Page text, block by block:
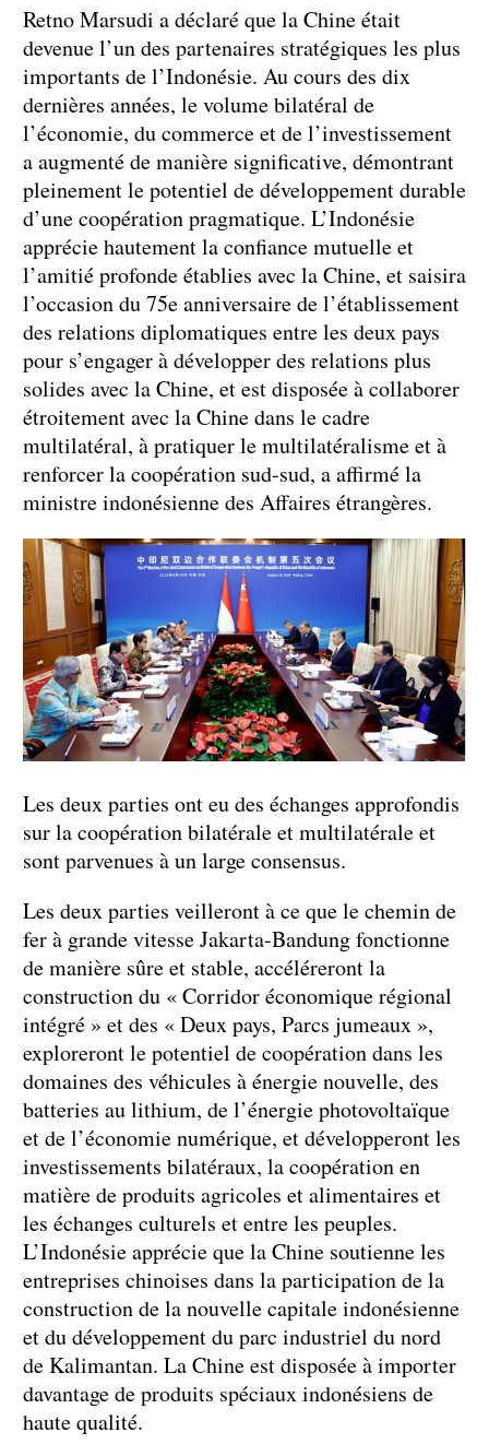
Retno Marsudi a déclaré que la Chine était
devenue l’un des partenaires stratégiques les plus
importants de l’Indonésie. Au cours des dix
dernières années, le volume bilatéral de
l’économie, du commerce et de l’investissement
a augmenté de manière significative, démontrant
pleinement le potentiel de développement durable
d’une coopération pragmatique. L’Indonésie
apprécie hautement la confiance mutuelle et
l’amitié profonde établies avec la Chine, et saisira
l’occasion du 75e anniversaire de l’établissement
des relations diplomatiques entre les deux pays
pour s’engager à développer des relations plus
solides avec la Chine, et est disposée à collaborer
étroitement avec la Chine dans le cadre
multilatéral, à pratiquer le multilatéralisme et à
renforcer la coopération sud-sud, a affirmé la
ministre indonésienne des Affaires étrangères.
Les deux parties ont eu des échanges approfondis
sur la coopération bilatérale et multilatérale et
sont parvenues à un large consensus.
Les deux parties veilleront à ce que le chemin de
fer à grande vitesse Jakarta-Bandung fonctionne
de manière sûre et stable, accéléreront la
construction du « Corridor économique régional
intégré » et des « Deux pays, Parcs jumeaux »,
exploreront le potentiel de coopération dans les
domaines des véhicules à énergie nouvelle, des
batteries au lithium, de l’énergie photovoltaïque
et de l’économie numérique, et développeront les
investissements bilatéraux, la coopération en
matière de produits agricoles et alimentaires et
les échanges culturels et entre les peuples.
L’Indonésie apprécie que la Chine soutienne les
entreprises chinoises dans la participation de la
construction de la nouvelle capitale indonésienne
et du développement du parc industriel du nord
de Kalimantan. La Chine est disposée à importer
davantage de produits spéciaux indonésiens de
haute qualité.